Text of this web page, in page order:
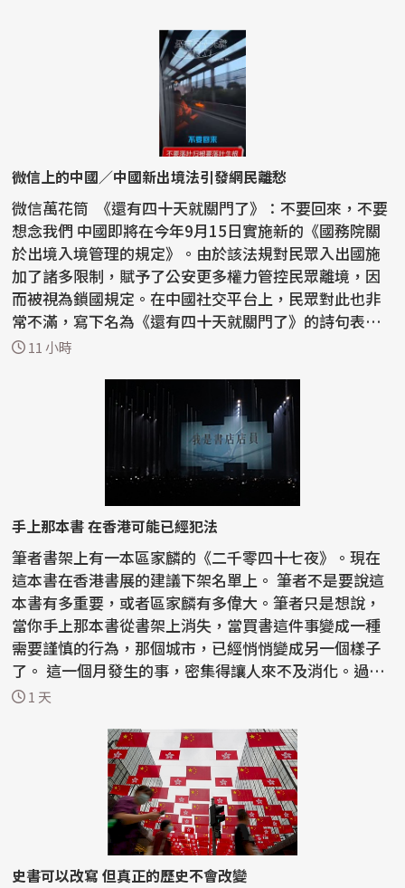
微信上的中國／中國新出境法引發網民離愁
微信萬花筒 《還有四十天就關門了》：不要回來，不要
想念我們 中國即將在今年9月15日實施新的《國務院關
於出境入境管理的規定》。由於該法規對民眾入出國施
加了諸多限制，賦予了公安更多權力管控民眾離境，因
而被視為鎖國規定。在中國社交平台上，民眾對此也非
常不滿，寫下名為《還有四十天就關門了》的詩句表達
憤怒...
11 小時
手上那本書 在香港可能已經犯法
筆者書架上有一本區家麟的《二千零四十七夜》。現在
這本書在香港書展的建議下架名單上。 筆者不是要說這
本書有多重要，或者區家麟有多偉大。筆者只是想說，
當你手上那本書從書架上消失，當買書這件事變成一種
需要謹慎的行為，那個城市，已經悄悄變成另一個樣子
了。 這一個月發生的事，密集得讓人來不及消化。過去
半...1 天
史書可以改寫 但真正的歷史不會改變